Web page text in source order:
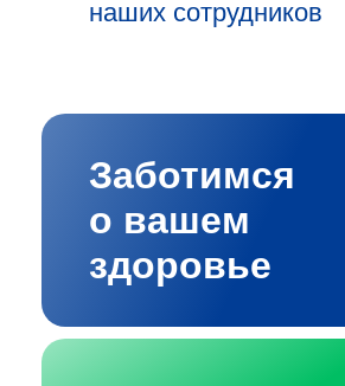
наших сотрудников
Заботимся
о вашем
здоровье